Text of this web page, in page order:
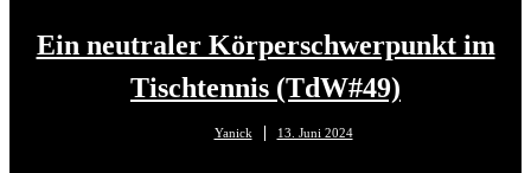
Ein neutraler Körperschwerpunkt im
Tischtennis (TdW#49)
Yanick 13. Juni 2024